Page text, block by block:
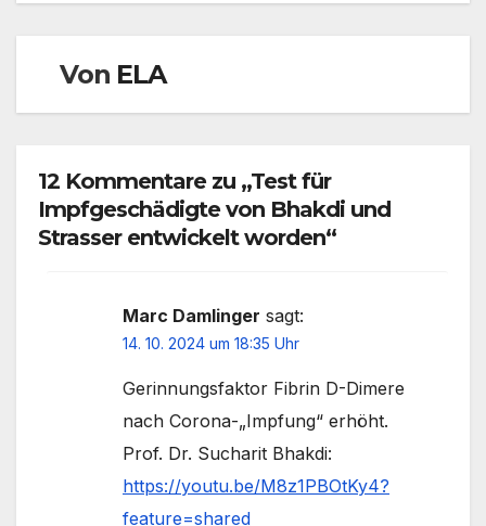
Von ELA
12 Kommentare zu „Test für
Impfgeschädigte von Bhakdi und
Strasser entwickelt worden“
Marc Damlinger sagt:
14. 10. 2024 um 18:35 Uhr
Gerinnungsfaktor Fibrin D-Dimere
nach Corona-„Impfung“ erhöht.
Prof. Dr. Sucharit Bhakdi:
https://youtu.be/M8z1PBOtKy4?
feature=shared